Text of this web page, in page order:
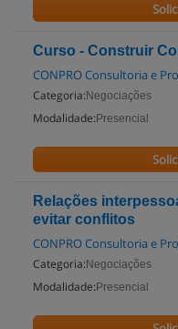
Curso - Construir
CONPRO Consultoria e
Categoria: Negociações
Modalidade: Presencial
Relações
evitar conflitos
CONPRO Consultoria e
Categoria: Negociações
Modalidade: Presencial